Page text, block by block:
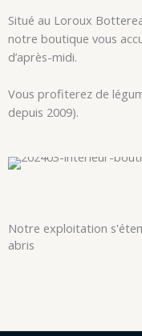
Situé au Loroux
notre boutique vous
d’après-midi.
Vous profiterez de
depuis 2009).
Notre exploitation
abris